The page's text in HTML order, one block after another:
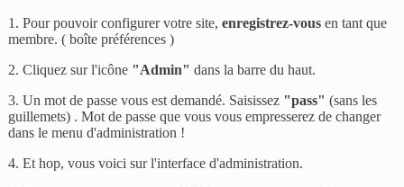
1. Pour pouvoir configurer votre site,enregistrez-vousen tant que
membre. ( boîte préférences )
2. Cliquez sur l'icône "Admin" dans la barre du haut.
3. Un mot de passe vous est demandé. Saisissez "pass" (sans les
guillemets) . Mot de passe que vous vous empresserez de changer
dans le menu d'administration !
4. Et hop, vous voici sur l'interface d'administration.